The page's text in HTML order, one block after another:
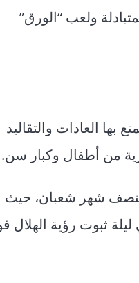
ولعب “الورق”
العادات والتقاليد
من أطفال وكبار سن.
منتصف شهر شعبان، حيث
ليلة ثبوت رؤية الهلال